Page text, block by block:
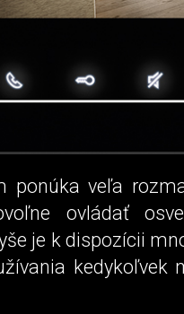
ponúka veľa
ovládať
je k dispozícii
kedykoľvek